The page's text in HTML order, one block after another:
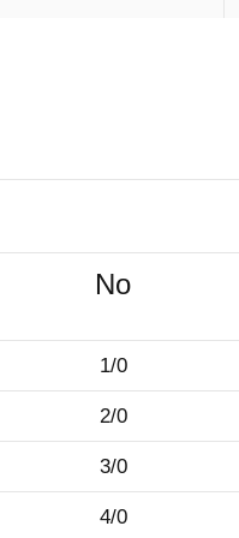
No
1/0
2/0
3/0
4/0